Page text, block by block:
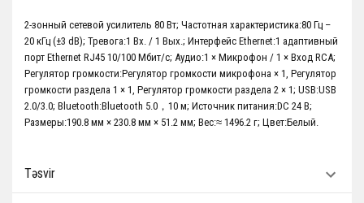
2-зонный сетевой усилитель 80 Вт; Частотная характеристика:80 Гц –
20 кГц (±3 dB); Тревога:1 Вх. / 1 Вых.; Интерфейс Ethernet:1 адаптивный
порт Ethernet RJ45 10/100 Мбит/с; Аудио:1 × Микрофон / 1 × Вход RCA;
Регулятор громкости:Регулятор громкости микрофона × 1, Регулятор
громкости раздела 1 × 1, Регулятор громкости раздела 2 × 1; USB:USB
2.0/3.0; Bluetooth:Bluetooth 5.0，10 м; Источник питания:DC 24 В;
Размеры:190.8 мм × 230.8 мм × 51.2 мм; Вес:≈ 1496.2 г; Цвет:Белый.
Təsvir